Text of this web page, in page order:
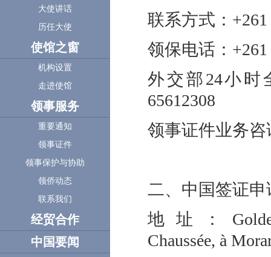
大使讲话
历任大使
使馆之窗
机构设置
走进使馆
领事服务
重要通知
领事证件
领事保护与协助
领侨动态
联系我们
经贸合作
中国要闻
联系方式：+261
领保电话：+261
外交部24小时
65612308
领事证件业务咨
二、中国签证
地址：Golden
Chaussée, à